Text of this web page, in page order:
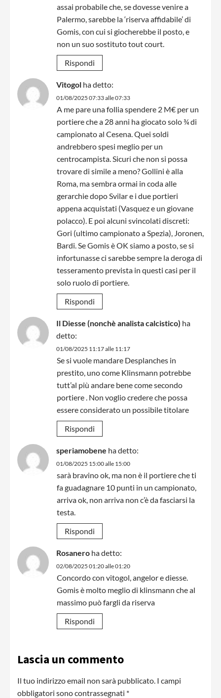
assai probabile che, se dovesse venire a
Palermo, sarebbe la ‘riserva affidabile’ di
Gomis, con cui si giocherebbe il posto, e
non un suo sostituto tout court.
Rispondi
Vitogol ha detto:
01/08/2025 07:33 alle 07:33
A me pare una follia spendere 2 M€ per un
portiere che a 28 anni ha giocato solo ¾ di
campionato al Cesena. Quei soldi
andrebbero spesi meglio per un
centrocampista. Sicuri che non si possa
trovare di simile a meno? Gollini è alla
Roma, ma sembra ormai in coda alle
gerarchie dopo Svilar e i due portieri
appena acquistati (Vasquez e un giovane
polacco). E poi alcuni svincolati discreti:
Gori (ultimo campionato a Spezia), Joronen,
Bardi. Se Gomis è OK siamo a posto, se si
infortunasse ci sarebbe sempre la deroga di
tesseramento prevista in questi casi per il
solo ruolo di portiere.
Rispondi
Il Diesse (nonchè analista calcistico) ha
detto:
01/08/2025 11:17 alle 11:17
Se si vuole mandare Desplanches in
prestito, uno come Klinsmann potrebbe
tutt’al più andare bene come secondo
portiere . Non voglio credere che possa
essere considerato un possibile titolare
Rispondi
speriamobene ha detto:
01/08/2025 15:00 alle 15:00
sarà bravino ok, ma non è il portiere che ti
fa guadagnare 10 punti in un campionato,
arriva ok, non arriva non c’è da fasciarsi la
testa.
Rispondi
Rosanero ha detto:
02/08/2025 01:20 alle 01:20
Concordo con vitogol, angelor e diesse.
Gomis è molto meglio di klinsmann che al
massimo può fargli da riserva
Rispondi
Lascia un commento
Il tuo indirizzo email non sarà pubblicato. I campi
obbligatori sono contrassegnati *